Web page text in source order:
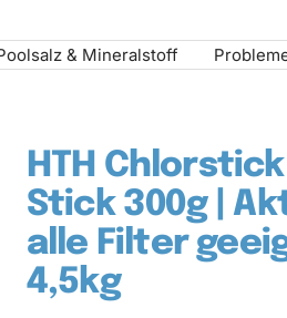
& Mineralstoff
HTH
Stick 300g |
alle Filter
4,5kg